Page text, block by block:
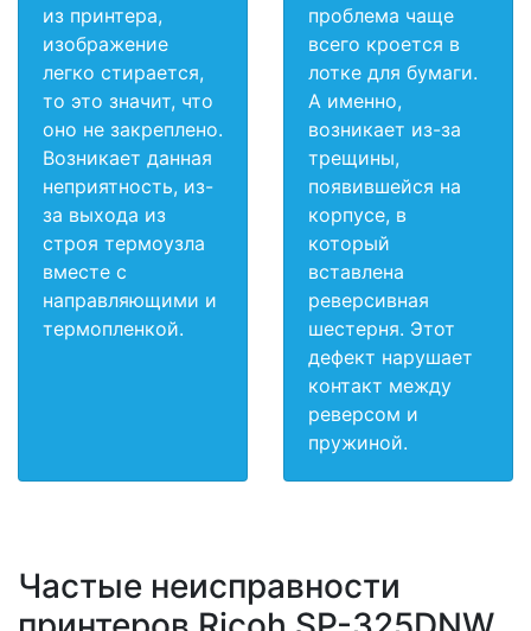
из принтера,
изображение
легко стирается,
то это значит, что
оно не закреплено.
Возникает данная
неприятность, из-
за выхода из
строя термоузла
вместе с
направляющими и
термопленкой.
проблема чаще
всего кроется в
лотке для бумаги.
А именно,
возникает из-за
трещины,
появившейся на
корпусе, в
который
вставлена
реверсивная
шестерня. Этот
дефект нарушает
контакт между
реверсом и
пружиной.
Частые неисправности